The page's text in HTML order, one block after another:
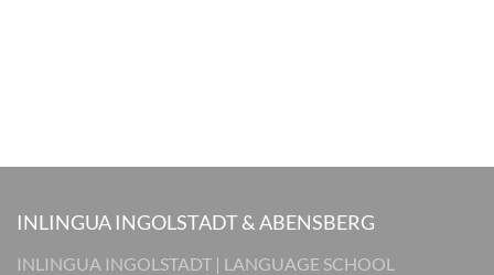
INLINGUA INGOLSTADT & ABENSBERG
INLINGUA INGOLSTADT | LANGUAGE SCHOOL